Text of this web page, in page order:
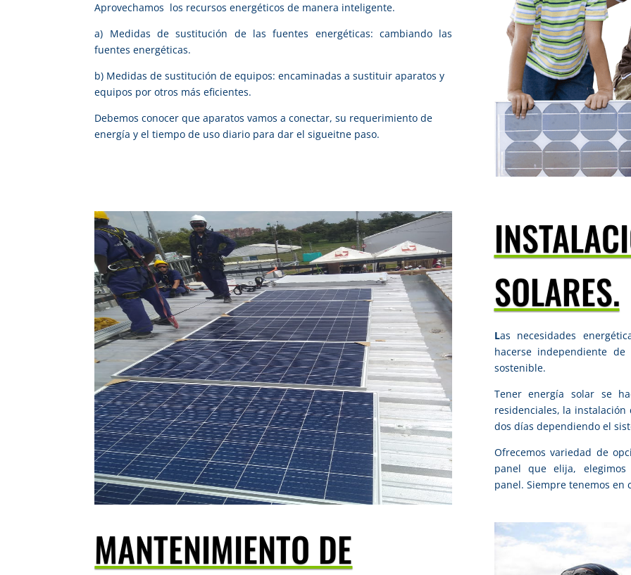
Aprovechamos los recursos energéticos de manera inteligente.
a) Medidas de sustitución de las fuentes energéticas: cambiando las
fuentes energéticas.
b) Medidas de sustitución de equipos: encaminadas a sustituir aparatos y
equipos por otros más eficientes.
Debemos conocer que aparatos vamos a conectar, su requerimiento de
energía y el tiempo de uso diario para dar el sigueitne paso.
SOLARES.
Las necesidades
hacerse independiente
sostenible.
Tener energía solar se
residenciales, la
dos días dependiendo el
Ofrecemos variedad de
panel que elija,
panel. Siempre tenemos en
MANTENIMIENTO DE